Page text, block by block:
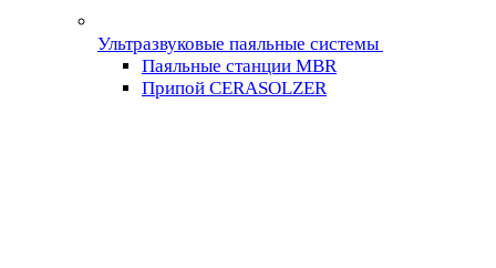
Ультразвуковые паяльные системы
Паяльные станции MBR
Припой CERASOLZER